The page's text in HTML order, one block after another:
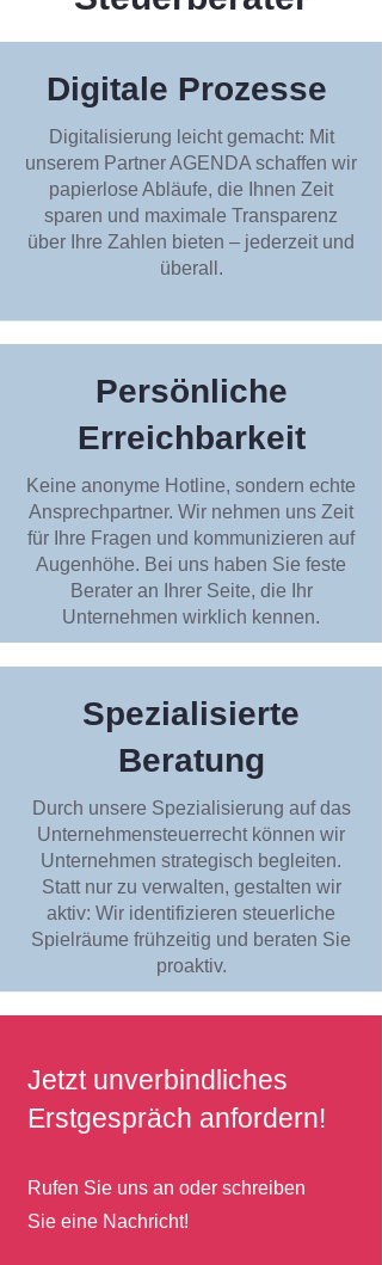
Digitale Prozesse
Digitalisierung leicht gemacht: Mit
unserem Partner AGENDA schaffen wir
papierlose Abläufe, die Ihnen Zeit
sparen und maximale Transparenz
über Ihre Zahlen bieten – jederzeit und
überall.
Persönliche
Erreichbarkeit
Keine anonyme Hotline, sondern echte
Ansprechpartner. Wir nehmen uns Zeit
für Ihre Fragen und kommunizieren auf
Augenhöhe. Bei uns haben Sie feste
Berater an Ihrer Seite, die Ihr
Unternehmen wirklich kennen.
Spezialisierte
Beratung
Durch unsere Spezialisierung auf das
Unternehmensteuerrecht können wir
Unternehmen strategisch begleiten.
Statt nur zu verwalten, gestalten wir
aktiv: Wir identifizieren steuerliche
Spielräume frühzeitig und beraten Sie
proaktiv.
Jetzt unverbindliches
Erstgespräch anfordern!
Rufen Sie uns an oder schreiben
Sie eine Nachricht!